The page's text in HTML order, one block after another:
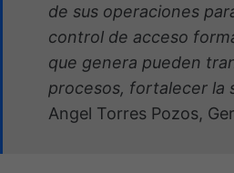
de sus operaciones
control de acceso
que genera pueden
procesos, fortalecer la
Angel Torres Pozos,